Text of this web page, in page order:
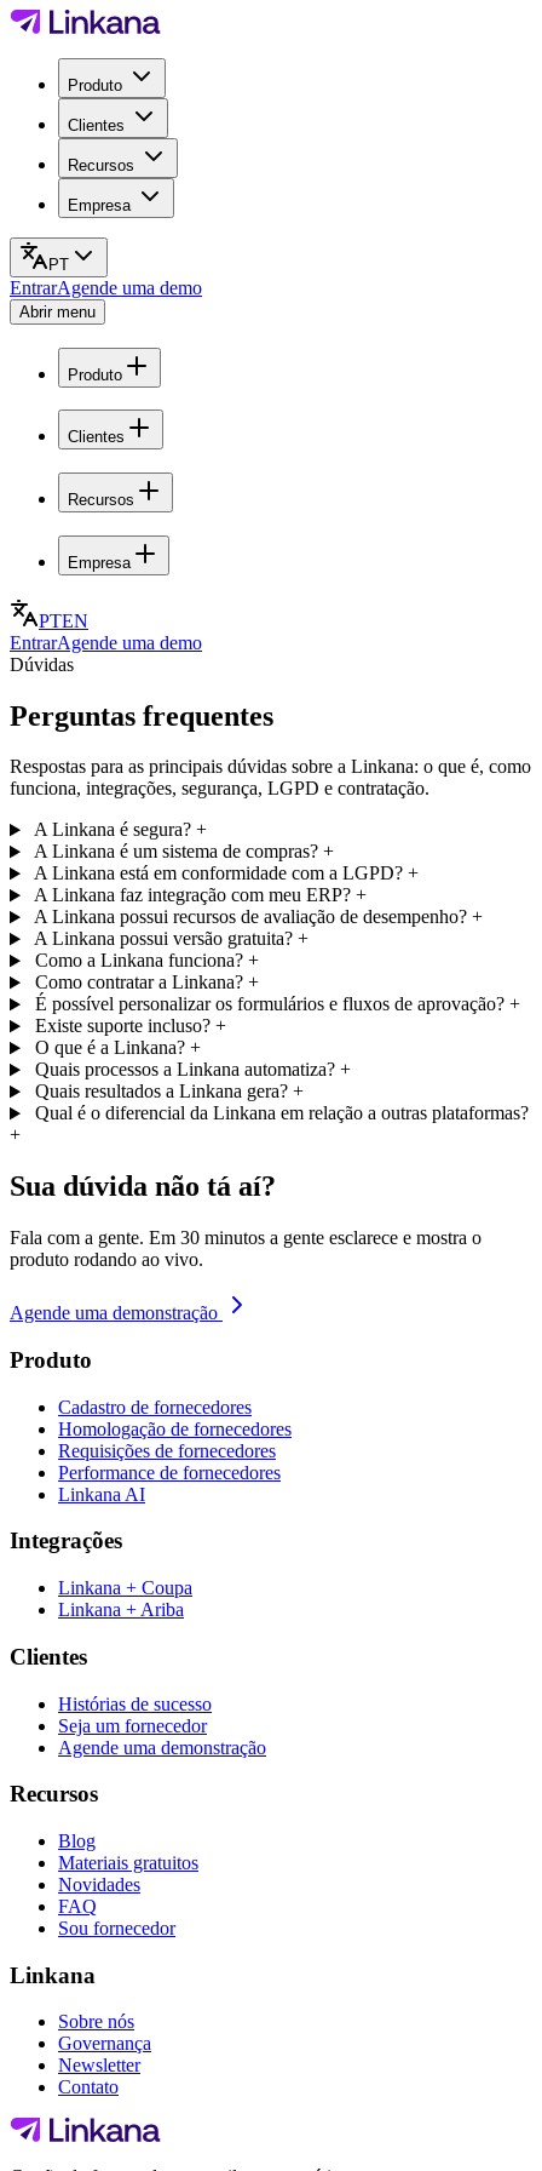
Produto
Clientes
Recursos
Empresa
PT
EntrarAgende uma demo
Abrir menu
Produto
Clientes
Recursos
Empresa
PTEN
EntrarAgende uma demo
Dúvidas
Perguntas frequentes
Respostas para as principais dúvidas sobre a Linkana: o que é, como
funciona, integrações, segurança, LGPD e contratação.
A Linkana é segura? +
A Linkana é um sistema de compras? +
A Linkana está em conformidade com a LGPD? +
A Linkana faz integração com meu ERP? +
A Linkana possui recursos de avaliação de desempenho? +
A Linkana possui versão gratuita? +
Como a Linkana funciona? +
Como contratar a Linkana? +
É possível personalizar os formulários e fluxos de aprovação? +
Existe suporte incluso? +
O que é a Linkana? +
Quais processos a Linkana automatiza? +
Quais resultados a Linkana gera? +
Qual é o diferencial da Linkana em relação a outras plataformas?
+
Sua dúvida não tá aí?
Fala com a gente. Em 30 minutos a gente esclarece e mostra o
produto rodando ao vivo.
Agende uma demonstração
Produto
Cadastro de fornecedores
Homologação de fornecedores
Requisições de fornecedores
Performance de fornecedores
Linkana AI
Integrações
Linkana + Coupa
Linkana + Ariba
Clientes
Histórias de sucesso
Seja um fornecedor
Agende uma demonstração
Recursos
Blog
Materiais gratuitos
Novidades
FAQ
Sou fornecedor
Linkana
Sobre nós
Governança
Newsletter
Contato